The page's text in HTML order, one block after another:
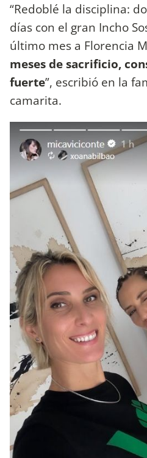
“Redoblé la disciplina:
días con el gran Incho
último mes a Florencia
meses de sacrificio,
fuerte”, escribió en la
camarita.